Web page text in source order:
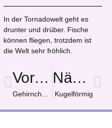
In der Tornadowelt geht es
drunter und drüber. Fische
können fliegen, trotzdem ist
die Welt sehr fröhlich.
Vorige Nächster
Kugelförmig